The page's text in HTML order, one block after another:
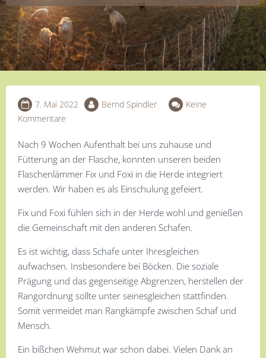
7. Mai 2022 Bernd Spindler
Keine
Kommentare
Nach 9 Wochen Aufenthalt bei uns zuhause und
Fütterung an der Flasche, konnten unseren beiden
Flaschenlämmer Fix und Foxi in die Herde integriert
werden. Wir haben es als Einschulung gefeiert.
Fix und Foxi fühlen sich in der Herde wohl und genießen
die Gemeinschaft mit den anderen Schafen.
Es ist wichtig, dass Schafe unter Ihresgleichen
aufwachsen. Insbesondere bei Böcken. Die soziale
Prägung und das gegenseitige Abgrenzen, herstellen der
Rangordnung sollte unter seinesgleichen stattfinden.
Somit vermeidet man Rangkämpfe zwischen Schaf und
Mensch.
Ein bißchen Wehmut war schon dabei. Vielen Dank an